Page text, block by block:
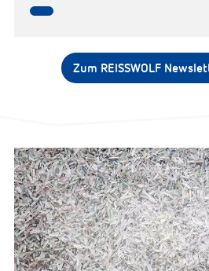
Zum REISSWOLF